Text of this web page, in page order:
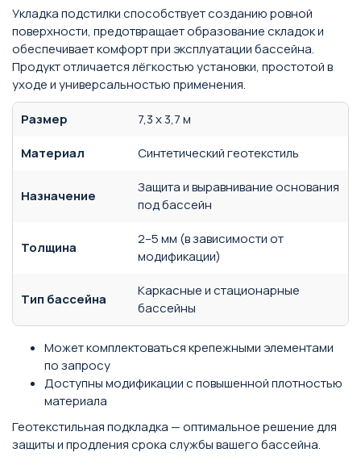
Укладка подстилки способствует созданию ровной
поверхности, предотвращает образование складок и
обеспечивает комфорт при эксплуатации бассейна.
Продукт отличается лёгкостью установки, простотой в
уходе и универсальностью применения.
Размер
7,3 х 3,7 м
Материал
Синтетический геотекстиль
Назначение
Защита и выравнивание основания
под бассейн
Толщина
2–5 мм (в зависимости от
модификации)
Тип бассейна
Каркасные и стационарные
бассейны
Может комплектоваться крепежными элементами
по запросу
Доступны модификации с повышенной плотностью
материала
Геотекстильная подкладка — оптимальное решение для
защиты и продления срока службы вашего бассейна.